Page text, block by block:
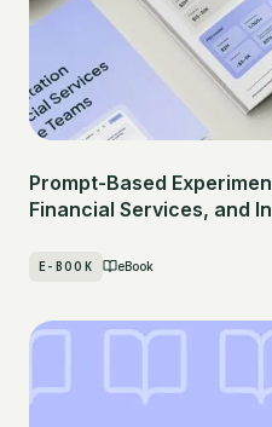
Prompt-Based
Financial Services, and
E-BOOK eBook